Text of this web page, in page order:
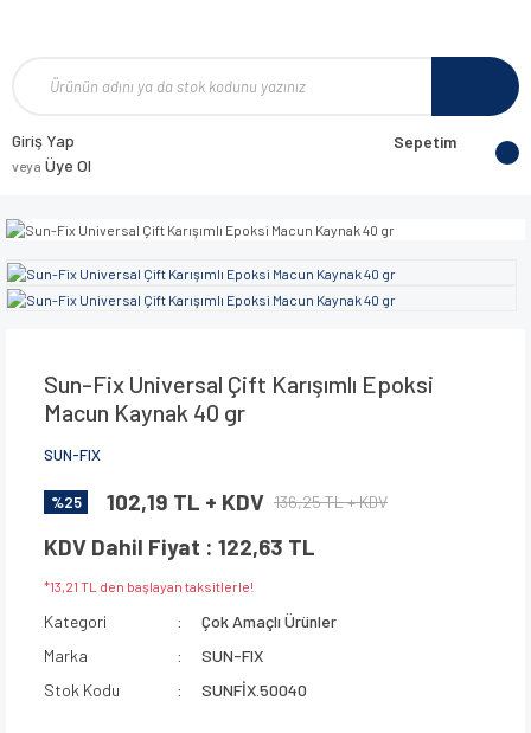
Giriş Yap
veya Üye Ol
Sepetim
Sun-Fix Universal Çift Karışımlı Epoksi
Macun Kaynak 40 gr
SUN-FIX
%25 102,19 TL + KDV 136,25 TL + KDV
KDV Dahil Fiyat : 122,63 TL
*13,21 TL den başlayan taksitlerle!
Kategori
Çok Amaçlı Ürünler
Marka
SUN-FIX
Stok Kodu
SUNFİX.50040